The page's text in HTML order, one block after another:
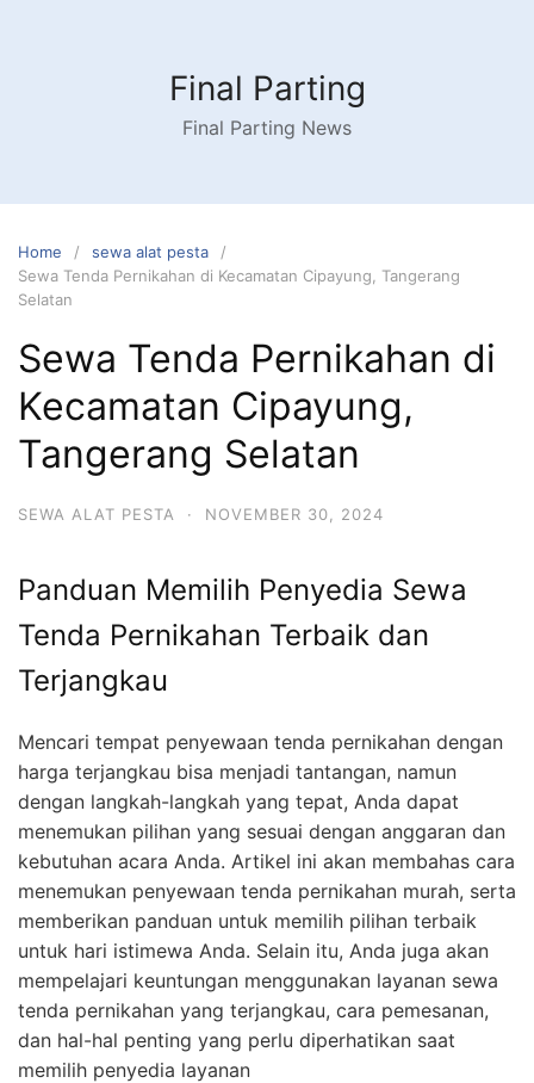
Final Parting
Final Parting News
Home
sewa alat pesta
Sewa Tenda Pernikahan di Kecamatan Cipayung, Tangerang
Selatan
Sewa Tenda Pernikahan di
Kecamatan Cipayung,
Tangerang Selatan
SEWA ALAT PESTA · NOVEMBER 30, 2024
Panduan Memilih Penyedia Sewa
Tenda Pernikahan Terbaik dan
Terjangkau
Mencari tempat penyewaan tenda pernikahan dengan
harga terjangkau bisa menjadi tantangan, namun
dengan langkah-langkah yang tepat, Anda dapat
menemukan pilihan yang sesuai dengan anggaran dan
kebutuhan acara Anda. Artikel ini akan membahas cara
menemukan penyewaan tenda pernikahan murah, serta
memberikan panduan untuk memilih pilihan terbaik
untuk hari istimewa Anda. Selain itu, Anda juga akan
mempelajari keuntungan menggunakan layanan sewa
tenda pernikahan yang terjangkau, cara pemesanan,
dan hal-hal penting yang perlu diperhatikan saat
memilih penyedia layanan